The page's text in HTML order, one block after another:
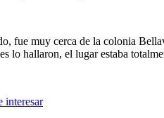
fue muy cerca de la colonia
lo hallaron, el lugar estaba
interesar